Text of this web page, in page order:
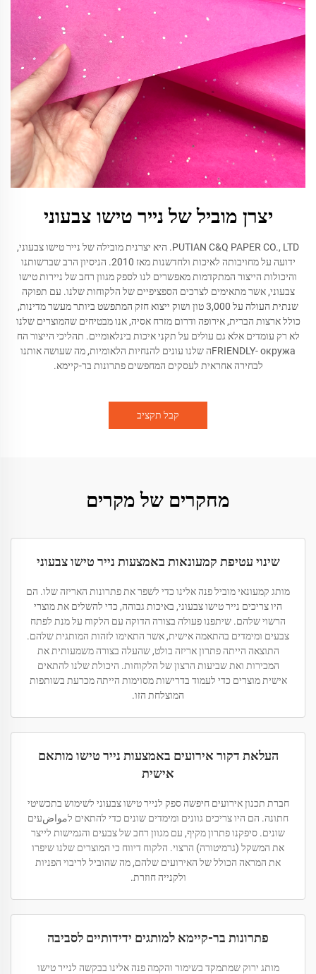
יצרן מוביל של נייר טישו צבעוני
PUTIAN C&Q PAPER CO., LTD. היא יצרנית מובילה של נייר טישו צבעוני,
ידועה על מחויבותה לאיכות ולחדשנות מאז 2010. הניסיון הרב שברשותנו
והיכולות הייצור המתקדמות מאפשרים לנו לספק מגוון רחב של ניירות טישו
צבעוני, אשר מתאימים לצרכים הספציפיים של הלקוחות שלנו. עם תפוקה
שנתית העולה על 3,000 טון ושוק ייצוא חזק המתפשט ביותר מעשר מדינות,
כולל ארצות הברית, אירופה ודרום מזרח אסיה, אנו מבטיחים שהמוצרים שלנו
לא רק עומדים אלא גם עולים על תקני איכות בינלאומיים. תהליכי הייצור הח
FRIENDLY- окружаה שלנו עונים להנחיות הלאומיות, מה שעושה אותנו
לבחירה אחראית לעסקים המחפשים פתרונות בר-קיימא.
קבל תקציב
מחקרים של מקרים
שינוי עטיפת קמעונאות באמצעות נייר טישו צבעוני
מותג קמעונאי מוביל פנה אלינו כדי לשפר את פתרונות האריזה שלו. הם
היו צריכים נייר טישו צבעוני, באיכות גבוהה, כדי להשלים את מוצרי
הרשוי שלהם. שיתפנו פעולה בצורה הדוקה עם הלקוח על מנת לפתח
צבעים ומימדים בהתאמה אישית, אשר התאימו לזהות המותגית שלהם.
התוצאה הייתה פתרון אריזה בולט, שהעלה בצורה משמעותית את
המכירות ואת שביעות הרצון של הלקוחות. היכולת שלנו להתאים
אישית מוצרים כדי לעמוד בדרישות מסוימות הייתה מכרעת בשותפות
המוצלחת הזו.
העלאת דקור אירועים באמצעות נייר טישו מותאם
אישית
חברת תכנון אירועים חיפשה ספק לנייר טישו צבעוני לשימוש בתכשיטי
חתונה. הם היו צריכים גוונים ומימדים שונים כדי להתאים לمواضעים
שונים. סיפקנו פתרון מקיף, עם מגוון רחב של צבעים והגמישות לייצר
את המשקל (גרמיטורה) הרצוי. הלקוח דיווח כי המוצרים שלנו שיפרו
את המראה הכולל של האירועים שלהם, מה שהוביל לריבוי הפניות
ולקנייה חוזרת.
פתרונות בר-קיימא למותגים ידידותיים לסביבה
מותג ירוק שמתמקד בשימור והקמה פנה אלינו בבקשה לנייר טישו